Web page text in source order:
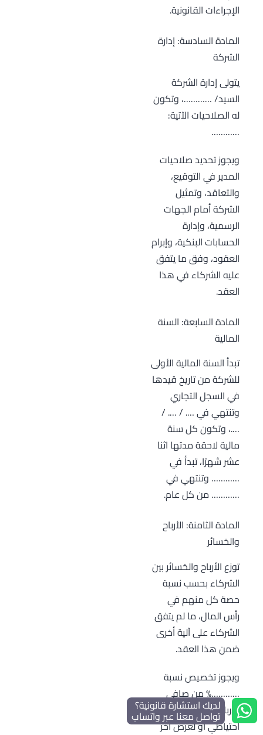
الإجراءات القانونية.
المادة السادسة: إدارة
الشركة
يتولى إدارة الشركة
السيد/ …………، وتكون
له الصلاحيات الآتية:
…………
ويجوز تحديد صلاحيات
المدير في التوقيع،
والتعاقد، وتمثيل
الشركة أمام الجهات
الرسمية، وإدارة
الحسابات البنكية، وإبرام
العقود، وفق ما يتفق
عليه الشركاء في هذا
العقد.
المادة السابعة: السنة
المالية
تبدأ السنة المالية الأولى
للشركة من تاريخ قيدها
في السجل التجاري
وتنتهي في …. / …. /
….، وتكون كل سنة
مالية لاحقة مدتها اثنا
عشر شهرًا، تبدأ في
………… وتنتهي في
………… من كل عام.
المادة الثامنة: الأرباح
والخسائر
توزع الأرباح والخسائر بين
الشركاء بحسب نسبة
حصة كل منهم في
رأس المال، ما لم يتفق
الشركاء على آلية أخرى
ضمن هذا العقد.
ويجوز تخصيص نسبة
…………% من صافي
الأرباح السنوية لتكوين
احتياطي أو لغرض آخر
لديك استشارة قانونية؟
تواصل معنا عبر واتساب